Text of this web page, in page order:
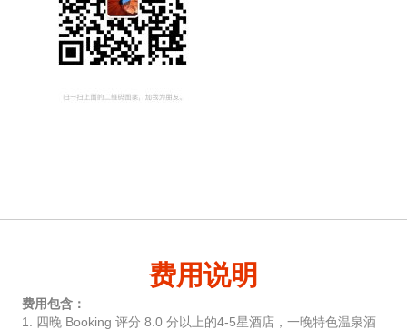
费用说明
费用包含：
1. 四晚 Booking 评分 8.0 分以上的4-5星酒店，一晚特色温泉酒